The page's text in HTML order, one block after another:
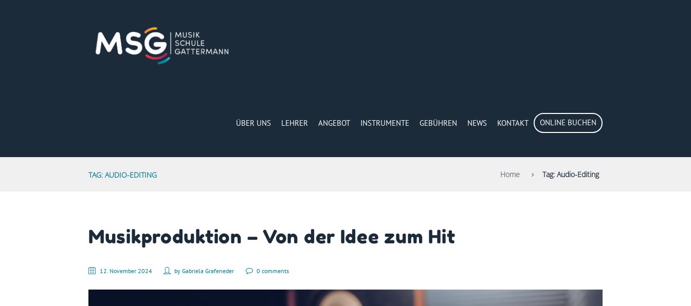
ÜBER UNS LEHRER ANGEBOT INSTRUMENTE GEBÜHREN NEWS KONTAKT ONLINE BUCHEN
TAG: AUDIO-EDITING Home Tag: Audio-Editing
Musikproduktion – Von der Idee zum Hit
12. November 2024 byGabriela Grafeneder 0 comments